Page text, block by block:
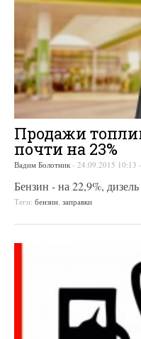
Продажи
почти на 23%
Вадим Болотник - 24.09.2015 10:13 -
Бензин - на 22,9%,
Теги: бензин заправки